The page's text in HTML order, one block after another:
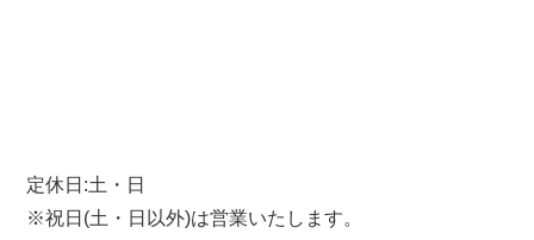
定休日:土・日
※祝日(土・日以外)は営業いたします。